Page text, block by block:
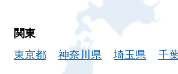
関東
東京都
神奈川県 埼玉県 千